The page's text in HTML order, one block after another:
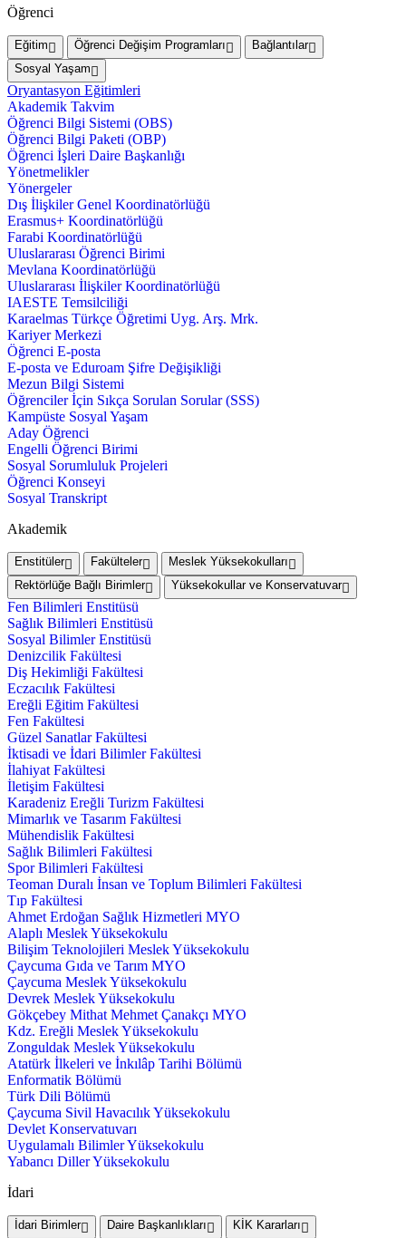
Öğrenci
Eğitim Öğrenci Değişim Programları
Bağlantılar
Sosyal Yaşam
Oryantasyon Eğitimleri
Akademik Takvim
Öğrenci Bilgi Sistemi (OBS)
Öğrenci Bilgi Paketi (OBP)
Öğrenci İşleri Daire Başkanlığı
Yönetmelikler
Yönergeler
Dış İlişkiler Genel Koordinatörlüğü
Erasmus+ Koordinatörlüğü
Farabi Koordinatörlüğü
Uluslararası Öğrenci Birimi
Mevlana Koordinatörlüğü
Uluslararası İlişkiler Koordinatörlüğü
IAESTE Temsilciliği
Karaelmas Türkçe Öğretimi Uyg. Arş. Mrk.
Kariyer Merkezi
Öğrenci E-posta
E-posta ve Eduroam Şifre Değişikliği
Mezun Bilgi Sistemi
Öğrenciler İçin Sıkça Sorulan Sorular (SSS)
Kampüste Sosyal Yaşam
Aday Öğrenci
Engelli Öğrenci Birimi
Sosyal Sorumluluk Projeleri
Öğrenci Konseyi
Sosyal Transkript
Akademik
Enstitüler Fakülteler
Meslek Yüksekokulları
Rektörlüğe Bağlı Birimler
Yüksekokullar ve Konservatuvar
Fen Bilimleri Enstitüsü
Sağlık Bilimleri Enstitüsü
Sosyal Bilimler Enstitüsü
Denizcilik Fakültesi
Diş Hekimliği Fakültesi
Eczacılık Fakültesi
Ereğli Eğitim Fakültesi
Fen Fakültesi
Güzel Sanatlar Fakültesi
İktisadi ve İdari Bilimler Fakültesi
İlahiyat Fakültesi
İletişim Fakültesi
Karadeniz Ereğli Turizm Fakültesi
Mimarlık ve Tasarım Fakültesi
Mühendislik Fakültesi
Sağlık Bilimleri Fakültesi
Spor Bilimleri Fakültesi
Teoman Duralı İnsan ve Toplum Bilimleri Fakültesi
Tıp Fakültesi
Ahmet Erdoğan Sağlık Hizmetleri MYO
Alaplı Meslek Yüksekokulu
Bilişim Teknolojileri Meslek Yüksekokulu
Çaycuma Gıda ve Tarım MYO
Çaycuma Meslek Yüksekokulu
Devrek Meslek Yüksekokulu
Gökçebey Mithat Mehmet Çanakçı MYO
Kdz. Ereğli Meslek Yüksekokulu
Zonguldak Meslek Yüksekokulu
Atatürk İlkeleri ve İnkılâp Tarihi Bölümü
Enformatik Bölümü
Türk Dili Bölümü
Çaycuma Sivil Havacılık Yüksekokulu
Devlet Konservatuvarı
Uygulamalı Bilimler Yüksekokulu
Yabancı Diller Yüksekokulu
İdari
İdari Birimler Daire Başkanlıkları KİK Kararları